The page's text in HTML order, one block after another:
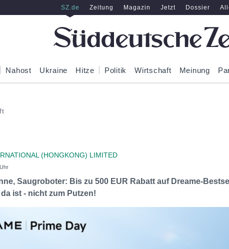
SZ.de Zeitung Magazin Jetzt Dossier
Nahost Ukraine Hitze Politik Wirtschaft Meinung
(HONGKONG) LIMITED
Saugroboter: Bis zu 500 EUR Rabatt auf Dreame-
ist - nicht zum Putzen!